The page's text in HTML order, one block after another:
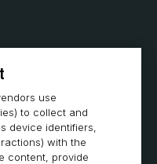
use
to collect and
device identifiers,
with the
content, provide